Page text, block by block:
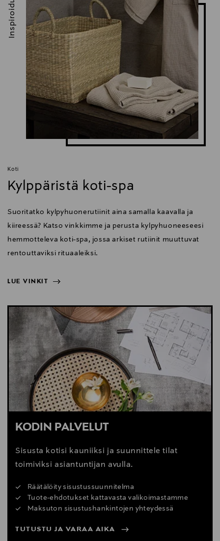
Koti
Kylppäristä koti-spa
Suoritatko kylpyhuonerutiinit aina samalla kaavalla ja
kiireessä? Katso vinkkimme ja perusta kylpyhuoneeseesi
hemmotteleva koti-spa, jossa arkiset rutiinit muuttuvat
rentouttaviksi rituaaleiksi.
LUE VINKIT
Inspiroidu
LUE VINKIT
KODIN PALVELUT
Sisusta kotisi kauniiksi ja suunnittele tilat
toimiviksi asiantuntijan avulla.
Räätälöity sisustussuunnitelma
Tuote-ehdotukset kattavasta valikoimastamme
Maksuton sisustushankintojen yhteydessä
TUTUSTU JA VARAA AIKA